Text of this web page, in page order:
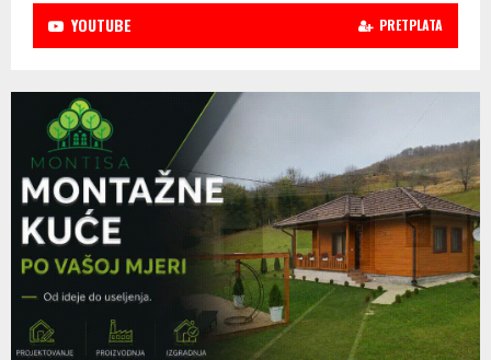
YOUTUBE PRETPLATA